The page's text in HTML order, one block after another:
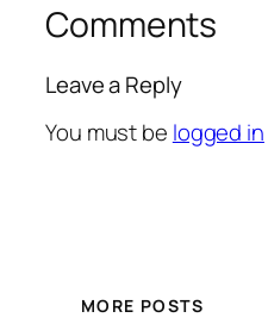
Comments
Leave a Reply
You must be logged in
MORE POSTS